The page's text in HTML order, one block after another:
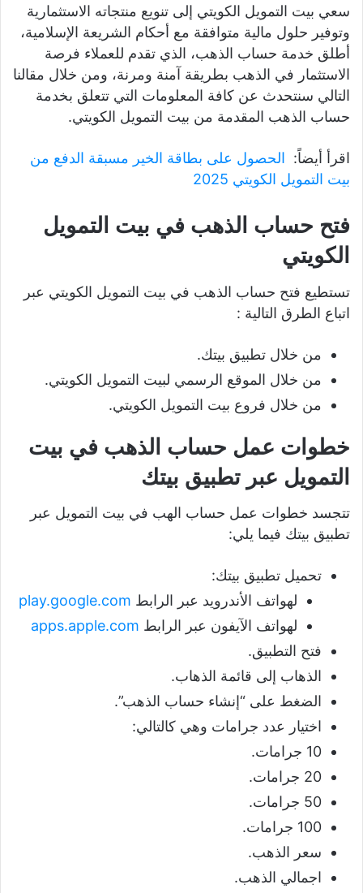
سعي بيت التمويل الكويتي إلى تنويع منتجاته الاستثمارية
وتوفير حلول مالية متوافقة مع أحكام الشريعة الإسلامية،
أطلق خدمة حساب الذهب، الذي تقدم للعملاء فرصة
الاستثمار في الذهب بطريقة آمنة ومرنة، ومن خلال مقالنا
التالي سنتحدث عن كافة المعلومات التي تتعلق بخدمة
حساب الذهب المقدمة من بيت التمويل الكويتي.
اقرأ أيضاً: الحصول على بطاقة الخير مسبقة الدفع من
بيت التمويل الكويتي 2025
فتح حساب الذهب في بيت التمويل
الكويتي
تستطيع فتح حساب الذهب في بيت التمويل الكويتي عبر
اتباع الطرق التالية :
من خلال تطبيق بيتك.
من خلال الموقع الرسمي لبيت التمويل الكويتي.
من خلال فروع بيت التمويل الكويتي.
خطوات عمل حساب الذهب في بيت
التمويل عبر تطبيق بيتك
تتجسد خطوات عمل حساب الهب في بيت التمويل عبر
تطبيق بيتك فيما يلي:
تحميل تطبيق بيتك:
لهواتف الأندرويد عبر الرابط play.google.com
لهواتف الآيفون عبر الرابط
فتح التطبيق.
الذهاب إلى قائمة الذهاب.
الضغط على “إنشاء حساب الذهب”.
اختيار عدد جرامات وهي كالتالي:
10 جرامات.
20 جرامات.
50 جرامات.
100 جرامات.
سعر الذهب.
اجمالي الذهب.